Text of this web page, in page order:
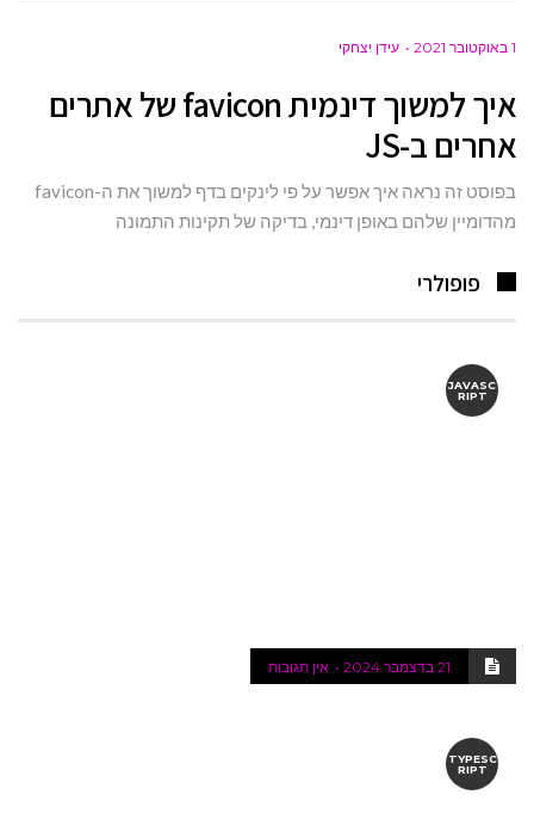
1 באוקטובר 2021 עידן יצחקי
איך למשוך דינמית favicon של אתרים
אחרים ב-JS
בפוסט זה נראה איך אפשר על פי לינקים בדף למשוך את ה-favicon
מהדומיין שלהם באופן דינמי, בדיקה של תקינות התמונה
פופולרי
JAVASC
RIPT
21 בדצמבר 2024 אין תגובות
TYPESC
RIPT